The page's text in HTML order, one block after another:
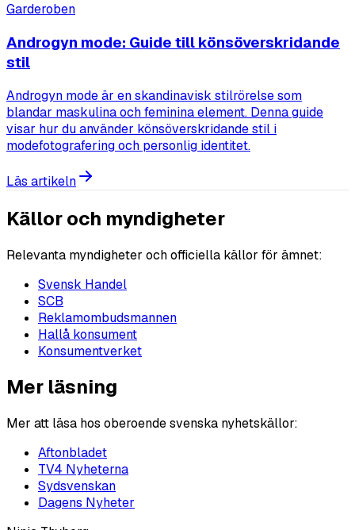
Garderoben
Androgyn mode: Guide till könsöverskridande
stil
Androgyn mode är en skandinavisk stilrörelse som
blandar maskulina och feminina element. Denna guide
visar hur du använder könsöverskridande stil i
modefotografering och personlig identitet.
Läs artikeln
Källor och myndigheter
Relevanta myndigheter och officiella källor för ämnet:
Svensk Handel
SCB
Reklamombudsmannen
Hallå konsument
Konsumentverket
Mer läsning
Mer att läsa hos oberoende svenska nyhetskällor:
Aftonbladet
TV4 Nyheterna
Sydsvenskan
Dagens Nyheter